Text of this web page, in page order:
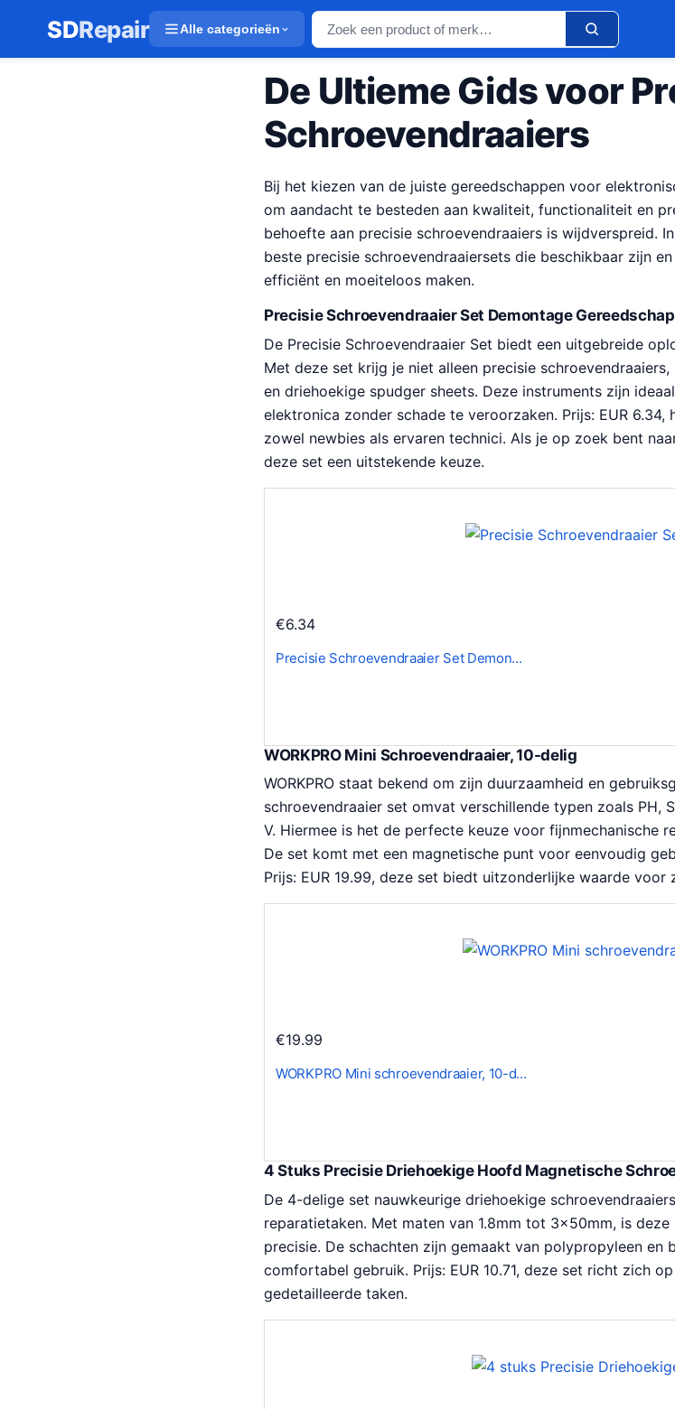
SDRepair Alle categorieën
De Ultieme Gids voor
Schroevendraaiers
Bij het kiezen van de juiste gereedschappen voor
om aandacht te besteden aan kwaliteit, functionaliteit en
behoefte aan precisie schroevendraaiers is wijdverspreid.
beste precisie schroevendraaiersets die beschikbaar zijn
efficiënt en moeiteloos maken.
Precisie Schroevendraaier Set Demontage Gereedschap
De Precisie Schroevendraaier Set biedt een uitgebreide
Met deze set krijg je niet alleen precisie
en driehoekige spudger sheets. Deze instruments zijn
elektronica zonder schade te veroorzaken. Prijs: EUR
zowel newbies als ervaren technici. Als je op zoek bent
deze set een uitstekende keuze.
€6.34
Precisie Schroevendraaier Set Demon…
WORKPRO Mini Schroevendraaier, 10-delig
WORKPRO staat bekend om zijn duurzaamheid en
schroevendraaier set omvat verschillende typen zoals PH,
V. Hiermee is het de perfecte keuze voor fijnmechanische
De set komt met een magnetische punt voor eenvoudig
Prijs: EUR 19.99, deze set biedt uitzonderlijke waarde
€19.99
WORKPRO Mini schroevendraaier, 10-d…
4 Stuks Precisie Driehoekige Hoofd Magnetische
De 4-delige set nauwkeurige driehoekige
reparatietaken. Met maten van 1.8mm tot 3x50mm, is
precisie. De schachten zijn gemaakt van polypropyleen en
comfortabel gebruik. Prijs: EUR 10.71, deze set richt zich
gedetailleerde taken.